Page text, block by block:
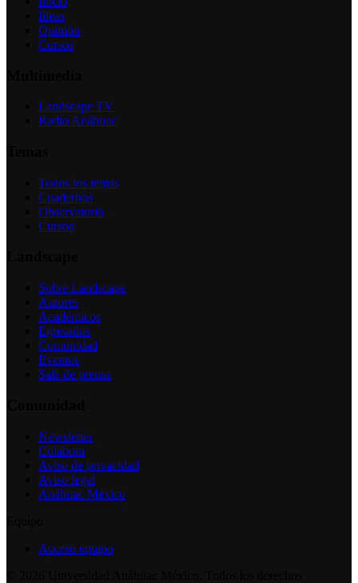
Ideas
Opinión
Cursos
Landscape TV
Radio Anáhuac
Todos los temas
Cuadernos
Observatorio
Cursos
Sobre Landscape
Autores
Académicos
Egresados
Comunidad
Eventos
Sala de prensa
Newsletter
Colabora
Aviso de privacidad
Aviso legal
Anáhuac México
Acceso equipo